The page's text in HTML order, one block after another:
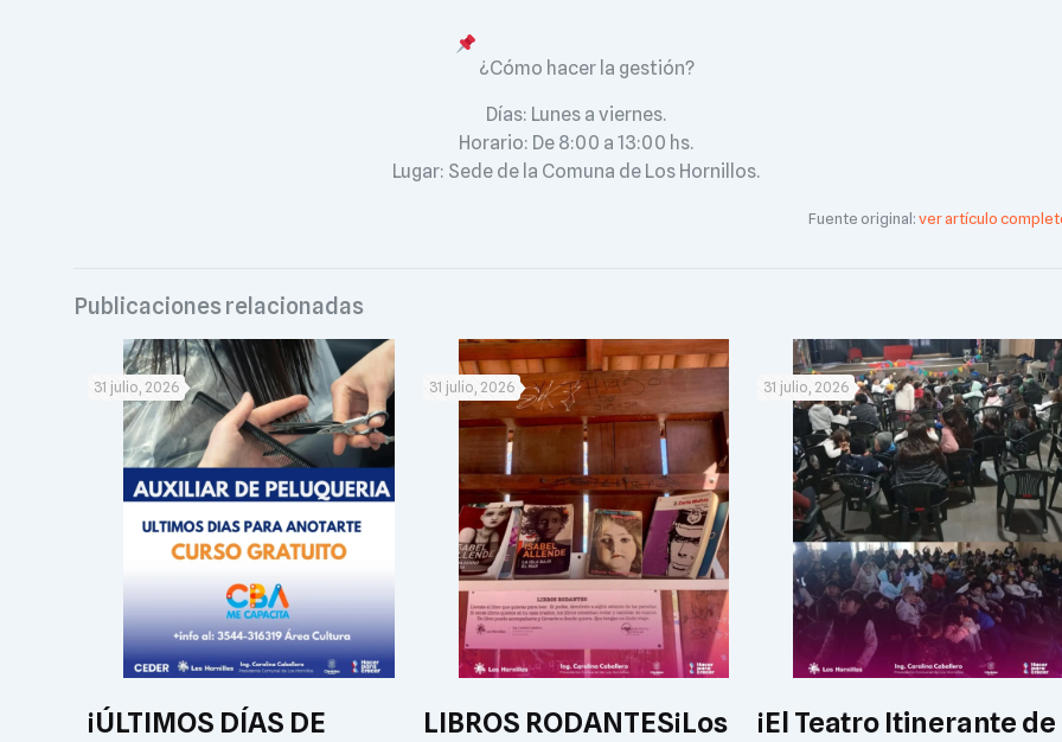
¿Cómo hacer la gestión?
​Días: Lunes a viernes.
​Horario: De 8:00 a 13:00 hs.
​Lugar: Sede de la Comuna de Los Hornillos.
Fuente original:ver artículo
Publicaciones relacionadas
31 julio, 2026
¡ÚLTIMOS DÍAS DE
31 julio, 2026
LIBROS RODANTES ​¡Los
31 julio, 2026
¡El Teatro Itinerante de